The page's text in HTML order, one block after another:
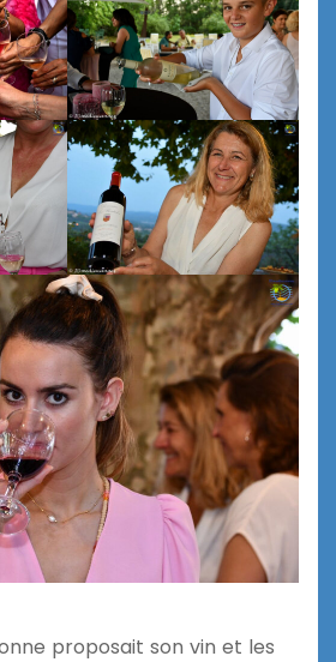
proposait son vin et les